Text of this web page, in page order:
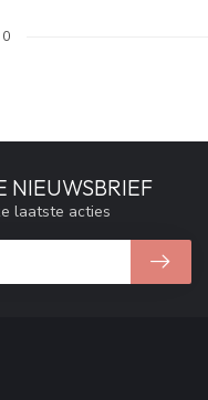
NIEUWSBRIEF
laatste acties